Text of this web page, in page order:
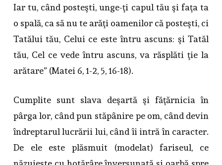
Iar tu, când posteşti, unge-ţi capul tău şi faţa ta
o spală, ca să nu te arăţi oamenilor că posteşti, ci
Tatălui tău, Celui ce este întru ascuns: şi Tatăl
tău, Cel ce vede întru ascuns, va răsplăti ţie la
arătare” (Matei 6, 1-2, 5, 16-18).
Cumplite sunt slava deşartă şi făţărnicia în
pârga lor, când pun stăpânire pe om, când devin
îndreptarul lucrării lui, când îi intră în caracter.
De ele este plăsmuit (modelat) fariseul, ce